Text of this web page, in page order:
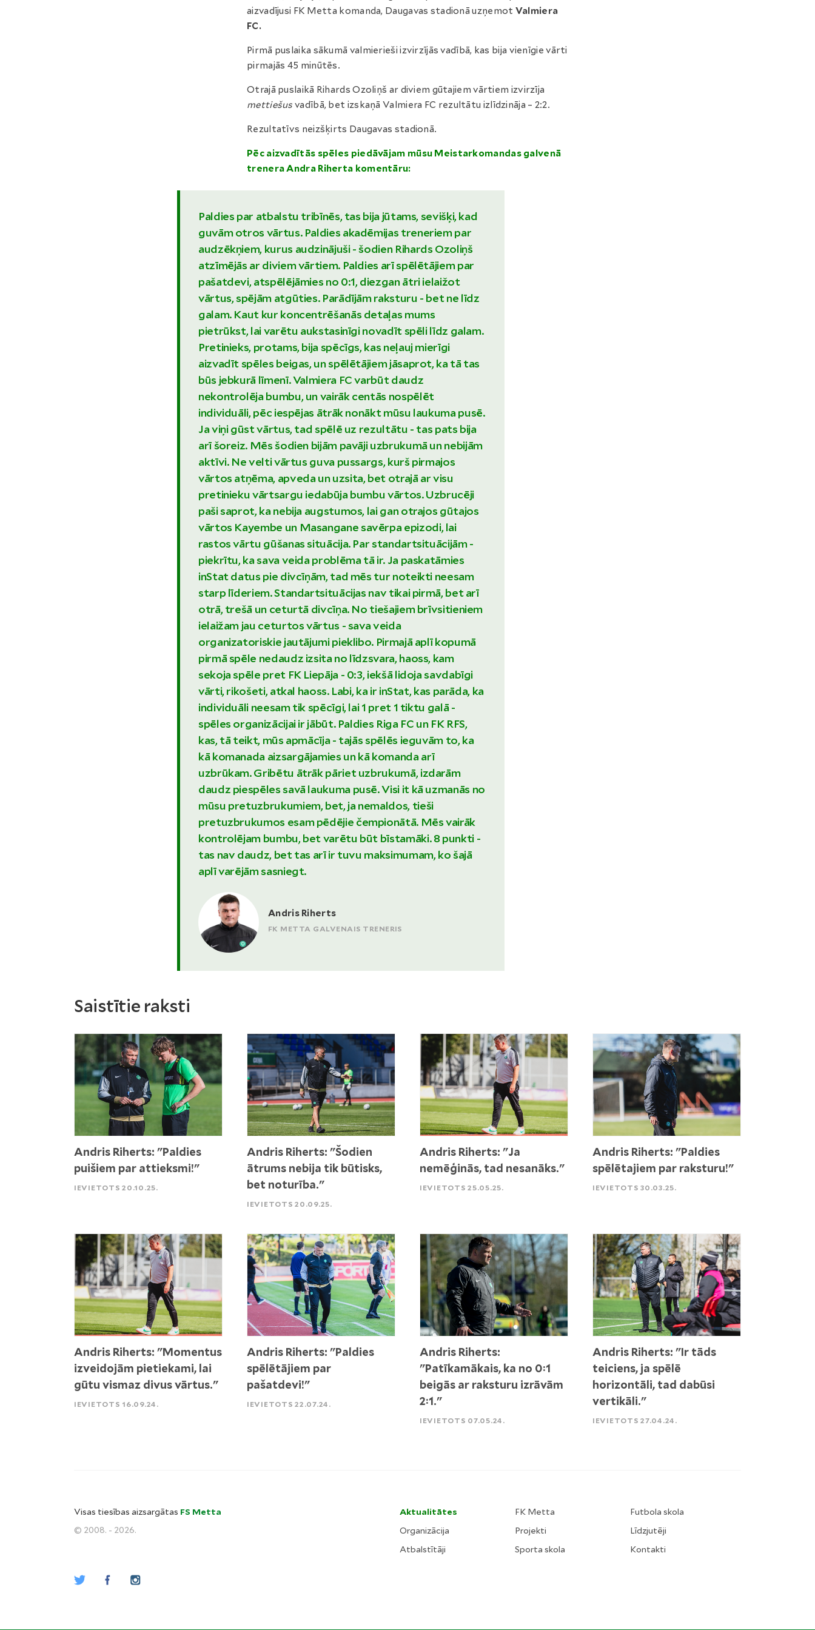
aizvadījusi FK Metta komanda, Daugavas stadionā uzņemot Valmiera
FC.
Pirmā puslaika sākumā valmierieši izvirzījās vadībā, kas bija vienīgie vārti
pirmajās 45 minūtēs.
Otrajā puslaikā Rihards Ozoliņš ar diviem gūtajiem vārtiem izvirzīja
mettiešus vadībā, bet izskaņā Valmiera FC rezultātu izlīdzināja – 2:2.
Rezultatīvs neizšķirts Daugavas stadionā.
Pēc aizvadītās spēles piedāvājam mūsu Meistarkomandas galvenā
trenera Andra Riherta komentāru:
Paldies par atbalstu tribīnēs, tas bija jūtams, sevišķi, kad
guvām otros vārtus. Paldies akadēmijas treneriem par
audzēkņiem, kurus audzinājuši - šodien Rihards Ozoliņš
atzīmējās ar diviem vārtiem. Paldies arī spēlētājiem par
pašatdevi, atspēlējāmies no 0:1, diezgan ātri ielaižot
vārtus, spējām atgūties. Parādījām raksturu - bet ne līdz
galam. Kaut kur koncentrēšanās detaļas mums
pietrūkst, lai varētu aukstasinīgi novadīt spēli līdz galam.
Pretinieks, protams, bija spēcīgs, kas neļauj mierīgi
aizvadīt spēles beigas, un spēlētājiem jāsaprot, ka tā tas
būs jebkurā līmenī. Valmiera FC varbūt daudz
nekontrolēja bumbu, un vairāk centās nospēlēt
individuāli, pēc iespējas ātrāk nonākt mūsu laukuma pusē.
Ja viņi gūst vārtus, tad spēlē uz rezultātu - tas pats bija
arī šoreiz. Mēs šodien bijām pavāji uzbrukumā un nebijām
aktīvi. Ne velti vārtus guva pussargs, kurš pirmajos
vārtos atņēma, apveda un uzsita, bet otrajā ar visu
pretinieku vārtsargu iedabūja bumbu vārtos. Uzbrucēji
paši saprot, ka nebija augstumos, lai gan otrajos gūtajos
vārtos Kayembe un Masangane savērpa epizodi, lai
rastos vārtu gūšanas situācija. Par standartsituācijām -
piekrītu, ka sava veida problēma tā ir. Ja paskatāmies
inStat datus pie divcīņām, tad mēs tur noteikti neesam
starp līderiem. Standartsituācijas nav tikai pirmā, bet arī
otrā, trešā un ceturtā divcīņa. No tiešajiem brīvsitieniem
ielaižam jau ceturtos vārtus - sava veida
organizatoriskie jautājumi pieklibo. Pirmajā aplī kopumā
pirmā spēle nedaudz izsita no līdzsvara, haoss, kam
sekoja spēle pret FK Liepāja - 0:3, iekšā lidoja savdabīgi
vārti, rikošeti, atkal haoss. Labi, ka ir inStat, kas parāda, ka
individuāli neesam tik spēcīgi, lai 1 pret 1 tiktu galā -
spēles organizācijai ir jābūt. Paldies Riga FC un FK RFS,
kas, tā teikt, mūs apmācīja - tajās spēlēs ieguvām to, ka
kā komanada aizsargājamies un kā komanda arī
uzbrūkam. Gribētu ātrāk pāriet uzbrukumā, izdarām
daudz piespēles savā laukuma pusē. Visi it kā uzmanās no
mūsu pretuzbrukumiem, bet, ja nemaldos, tieši
pretuzbrukumos esam pēdējie čempionātā. Mēs vairāk
kontrolējam bumbu, bet varētu būt bīstamāki. 8 punkti -
tas nav daudz, bet tas arī ir tuvu maksimumam, ko šajā
aplī varējām sasniegt.
Andris Riherts
FK METTA GALVENAIS TRENERIS
Saistītie raksti
Andris Riherts: "Paldies
puišiem par attieksmi!"
IEVIETOTS 20.10.25.
Andris Riherts: "Šodien
ātrums nebija tik būtisks,
bet noturība."
IEVIETOTS 20.09.25.
Andris Riherts: "Ja
nemēģinās, tad nesanāks."
IEVIETOTS 25.05.25.
Andris Riherts: "Paldies
spēlētajiem par raksturu!"
IEVIETOTS 30.03.25.
Andris Riherts: "Momentus
izveidojām pietiekami, lai
gūtu vismaz divus vārtus."
IEVIETOTS 16.09.24.
Andris Riherts: "Paldies
spēlētājiem par
pašatdevi!"
IEVIETOTS 22.07.24.
Andris Riherts:
"Patīkamākais, ka no 0:1
beigās ar raksturu izrāvām
2:1."
IEVIETOTS 07.05.24.
Andris Riherts: "Ir tāds
teiciens, ja spēlē
horizontāli, tad dabūsi
vertikāli."
IEVIETOTS 27.04.24.
Visas tiesības aizsargātas FS Metta
© 2008. - 2026.
Aktualitātes
Organizācija
Atbalstītāji
FK Metta
Projekti
Sporta skola
Futbola skola
Līdzjutēji
Kontakti